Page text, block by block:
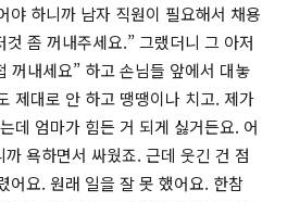
야 하니까 남자 직원이 필요해서 채용
좀 꺼내주세요.” 그랬더니 그 아저
꺼내세요” 하고 손님들 앞에서 대놓
제대로 안 하고 땡땡이나 치고. 제가
데 엄마가 힘든 거 되게 싫거든요. 어
욕하면서 싸웠죠. 근데 웃긴 건 점
어요. 원래 일을 잘 못 했어요. 한참